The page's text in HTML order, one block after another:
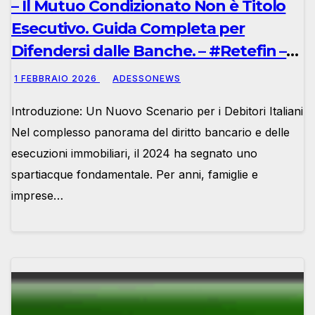
– Il Mutuo Condizionato Non è Titolo
Esecutivo. Guida Completa per
Difendersi dalle Banche. – #Retefin –
Retefin – #Finsubito – Finsubito –
#Finsubito – Adessonews
1 FEBBRAIO 2026 ADESSONEWS
Introduzione: Un Nuovo Scenario per i Debitori Italiani
Nel complesso panorama del diritto bancario e delle
esecuzioni immobiliari, il 2024 ha segnato uno
spartiacque fondamentale. Per anni, famiglie e
imprese…